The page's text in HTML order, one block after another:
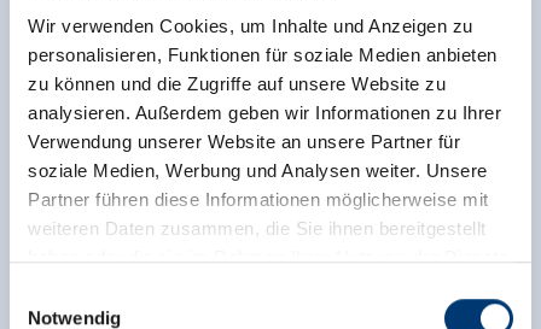
Wir verwenden Cookies, um Inhalte und Anzeigen zu
personalisieren, Funktionen für soziale Medien anbieten
zu können und die Zugriffe auf unsere Website zu
analysieren. Außerdem geben wir Informationen zu Ihrer
Verwendung unserer Website an unsere Partner für
soziale Medien, Werbung und Analysen weiter. Unsere
Partner führen diese Informationen möglicherweise mit
weiteren Daten zusammen, die Sie ihnen bereitgestellt
haben oder die sie im Rahmen Ihrer Nutzung der Dienste
Notwendig